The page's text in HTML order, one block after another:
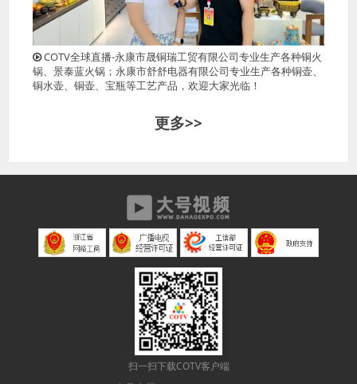
COTV全球直播-永康市晟铜瑞工贸有限公司专业生产各种铜火
锅、景泰蓝火锅；永康市舒舒电器有限公司专业生产各种铜壶、
铜水壶、铜壶、宝瓶等工艺产品，欢迎大家光临！
更多>>
扫一扫下载COTV客户端